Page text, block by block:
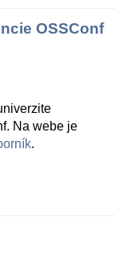
OSSConf
Na webe je
.